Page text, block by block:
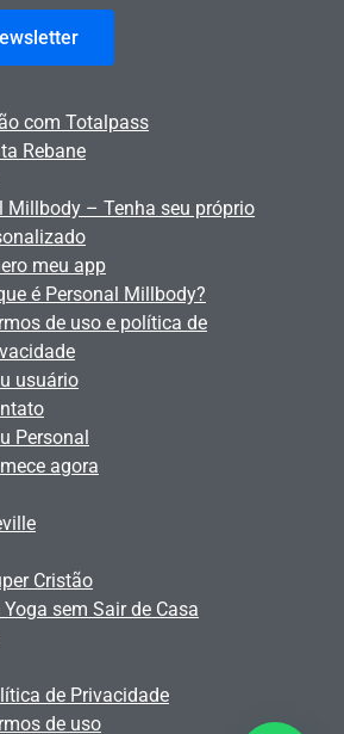
com Totalpass
Rebane
Millbody – Tenha seu próprio
meu app
é Personal Millbody?
de uso e política de
usuário
Personal
agora
Cristão
sem Sair de Casa
de Privacidade
de uso